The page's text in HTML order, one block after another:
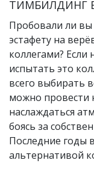
ТИМБИЛДИНГ
Пробовали ли
эстафету на
коллегами? Если
испытать это
всего выбирать
можно провести
наслаждаться
боясь за
Последние годы
альтернативой